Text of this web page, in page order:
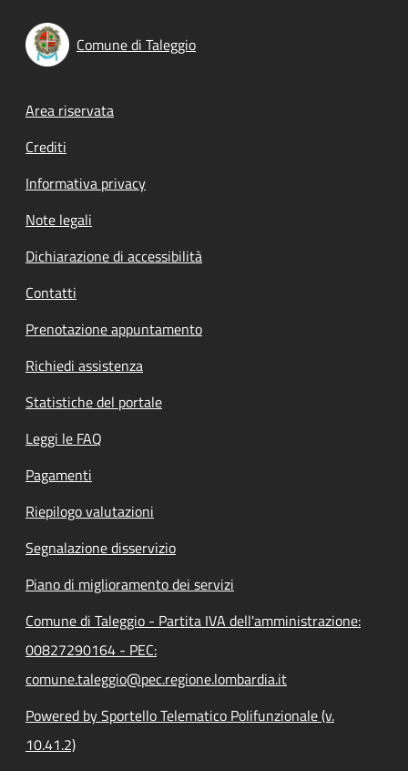
Comune di Taleggio
Footer menu
Area riservata
Crediti
Informativa privacy
Note legali
Dichiarazione di accessibilità
Contatti
Prenotazione appuntamento
Richiedi assistenza
Statistiche del portale
Leggi le FAQ
Pagamenti
Riepilogo valutazioni
Segnalazione disservizio
Piano di miglioramento dei servizi
Comune di Taleggio - Partita IVA dell'amministrazione:
00827290164 - PEC:
comune.taleggio@pec.regione.lombardia.it
Powered by Sportello Telematico Polifunzionale (v.
10.41.2)